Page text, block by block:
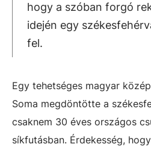
hogy a szóban forgó
idején egy
fel.
Egy tehetséges magyar
Soma megdöntötte a
csaknem 30 éves országos
síkfutásban. Érdekesség,